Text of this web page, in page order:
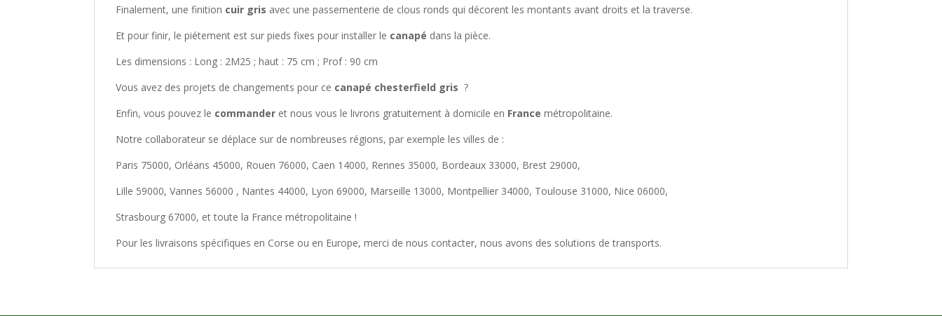
Finalement, une finition cuir gris avec une passementerie de clous ronds qui décorent les montants avant droits et la traverse.
Et pour finir, le piétement est sur pieds fixes pour installer le canapé dans la pièce.
Les dimensions : Long : 2M25 ; haut : 75 cm ; Prof : 90 cm
Vous avez des projets de changements pour ce canapé chesterfield gris ?
Enfin, vous pouvez le commander et nous vous le livrons gratuitement à domicile en France métropolitaine.
Notre collaborateur se déplace sur de nombreuses régions, par exemple les villes de :
Paris 75000, Orléans 45000, Rouen 76000, Caen 14000, Rennes 35000, Bordeaux 33000, Brest 29000,
Lille 59000, Vannes 56000 , Nantes 44000, Lyon 69000, Marseille 13000, Montpellier 34000, Toulouse 31000, Nice 06000,
Strasbourg 67000, et toute la France métropolitaine !
Pour les livraisons spécifiques en Corse ou en Europe, merci de nous contacter, nous avons des solutions de transports.